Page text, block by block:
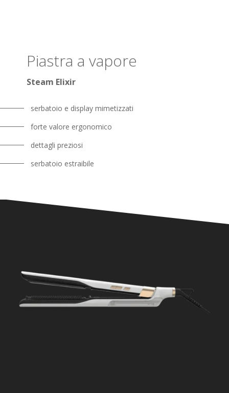
Piastra a vapore
Steam Elixir
serbatoio e display mimetizzati
forte valore ergonomico
dettagli preziosi
serbatoio estraibile